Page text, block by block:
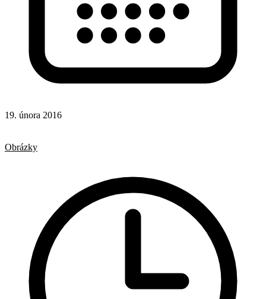
19. února 2016
Obrázky